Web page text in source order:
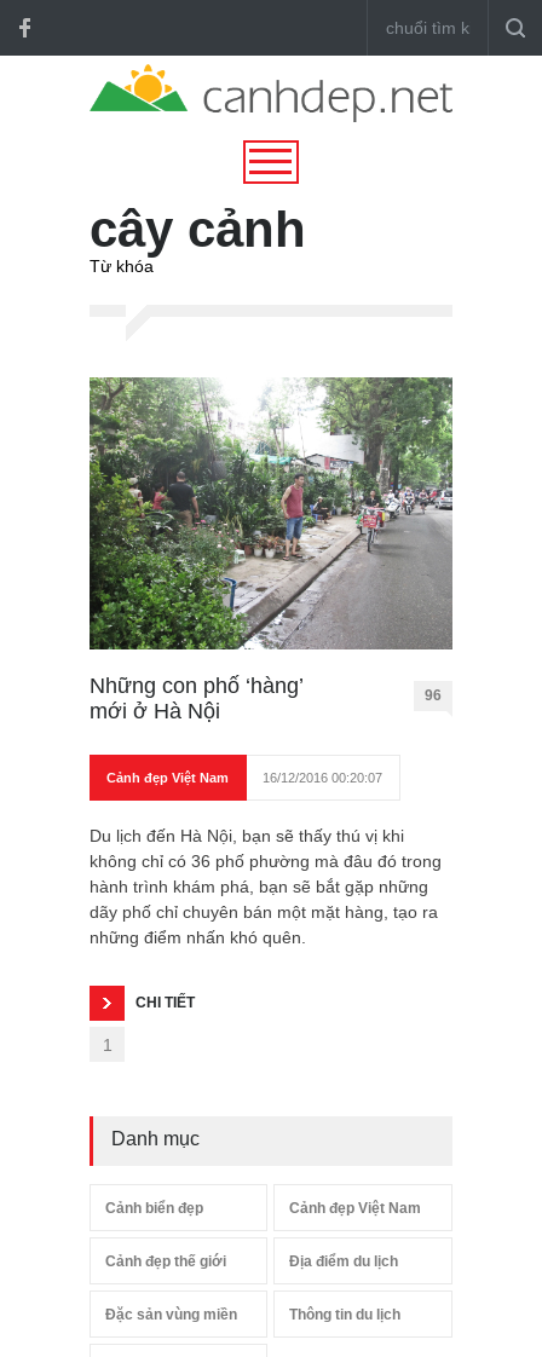
cây cảnh
Từ khóa
Những con phố ‘hàng’
mới ở Hà Nội
96
Cảnh đẹp Việt Nam 16/12/2016 00:20:07
Du lịch đến Hà Nội, bạn sẽ thấy thú vị khi
không chỉ có 36 phố phường mà đâu đó trong
hành trình khám phá, bạn sẽ bắt gặp những
dãy phố chỉ chuyên bán một mặt hàng, tạo ra
những điểm nhấn khó quên.
CHI TIẾT
1
Danh mục
Cảnh biển đẹp Cảnh đẹp Việt Nam
Cảnh đẹp thế giới Địa điểm du lịch
Đặc sản vùng miền Thông tin du lịch